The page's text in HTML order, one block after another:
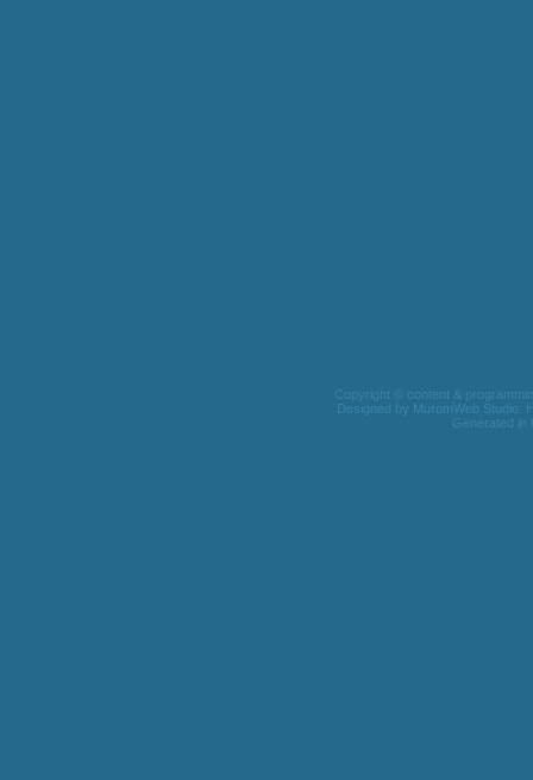
Copyright © content &
Designed by MuromWeb Studio
.
Generated in